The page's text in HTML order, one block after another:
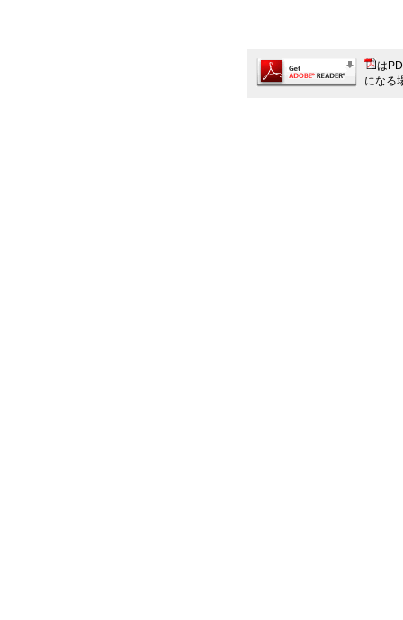
は
になる